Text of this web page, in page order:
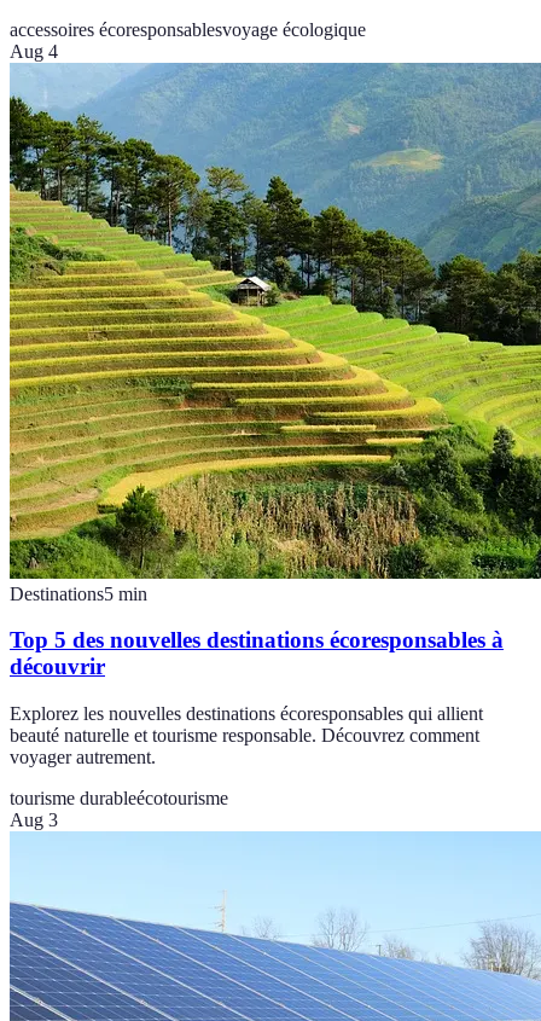
accessoires écoresponsablesvoyage écologique
Aug 4
Destinations5 min
Top 5 des nouvelles destinations écoresponsables à
découvrir
Explorez les nouvelles destinations écoresponsables qui allient
beauté naturelle et tourisme responsable. Découvrez comment
voyager autrement.
tourisme durableécotourisme
Aug 3